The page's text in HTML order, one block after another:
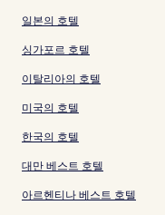
일본의 호텔
싱가포르 호텔
이탈리아의 호텔
미국의 호텔
한국의 호텔
대만 베스트 호텔
아르헨티나 베스트 호텔